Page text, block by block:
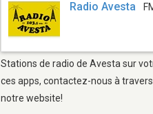
Radio Avesta
Stations de radio de Avesta sur
ces apps, contactez-nous à
notre website!